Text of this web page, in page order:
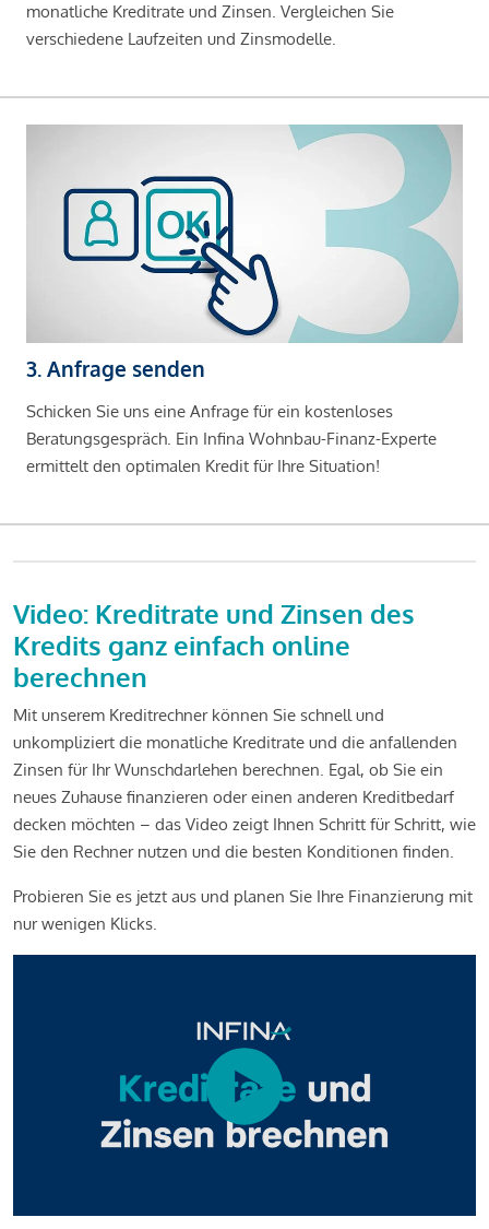
monatliche Kreditrate und Zinsen. Vergleichen Sie
verschiedene Laufzeiten und Zinsmodelle.
3. Anfrage senden
Schicken Sie uns eine Anfrage für ein kostenloses
Beratungsgespräch. Ein Infina Wohnbau-Finanz-Experte
ermittelt den optimalen Kredit für Ihre Situation!
Video: Kreditrate und Zinsen des
Kredits ganz einfach online
berechnen
Mit unserem Kreditrechner können Sie schnell und
unkompliziert die monatliche Kreditrate und die anfallenden
Zinsen für Ihr Wunschdarlehen berechnen. Egal, ob Sie ein
neues Zuhause finanzieren oder einen anderen Kreditbedarf
decken möchten – das Video zeigt Ihnen Schritt für Schritt, wie
Sie den Rechner nutzen und die besten Konditionen finden.
Probieren Sie es jetzt aus und planen Sie Ihre Finanzierung mit
nur wenigen Klicks.